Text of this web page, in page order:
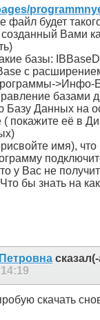
файл будет
созданный Вами
базы:
с
>Инфо-
базами
Базу Данных на
покажите её в
имя), что
у Вас не
бы знать на
14:19
скачать